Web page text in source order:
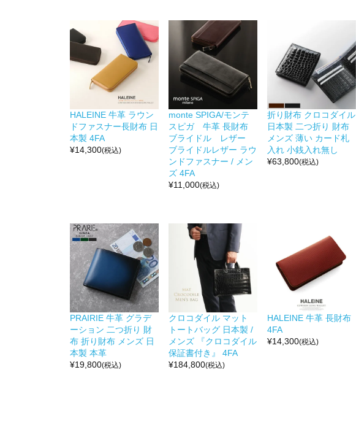
HALEINE 牛革 ラウン
ドファスナー長財布 日
本製 4FA
¥14,300(税込)
monte SPIGA/モンテ
スピガ 牛革 長財布
ブライドル レザー
ブライドルレザー ラウ
ンドファスナー / メン
ズ 4FA
¥11,000(税込)
折り財布 クロコダイル
日本製 二つ折り 財布
メンズ 薄い カード札
入れ 小銭入れ無し
¥63,800(税込)
PRAIRIE 牛革 グラデ
ーション 二つ折り 財
布 折り財布 メンズ 日
本製 本革
¥19,800(税込)
クロコダイル マット
トートバッグ 日本製 /
メンズ 『クロコダイル
保証書付き』 4FA
¥184,800(税込)
HALEINE 牛革 長財布
4FA
¥14,300(税込)